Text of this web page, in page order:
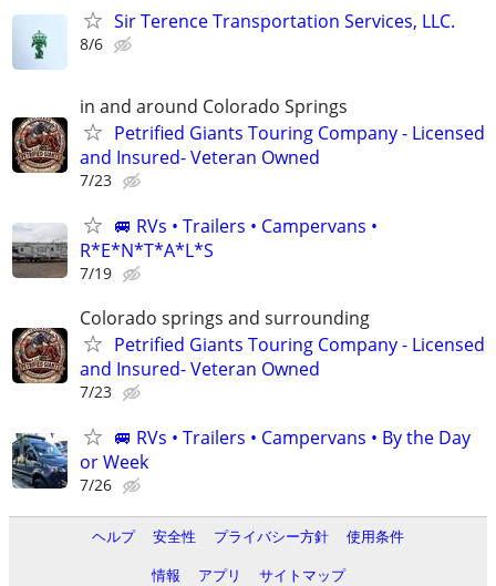
Sir Terence Transportation Services, LLC.
8/6
in and around Colorado Springs
Petrified Giants Touring Company - Licensed
and Insured- Veteran Owned
7/23
🚐 RVs • Trailers • Campervans •
R*E*N*T*A*L*S
7/19
Colorado springs and surrounding
Petrified Giants Touring Company - Licensed
and Insured- Veteran Owned
7/23
🚐 RVs • Trailers • Campervans • By the Day
or Week
7/26
ヘルプ 安全性 プライバシー方針
使用条件
情報
アプリ サイトマップ